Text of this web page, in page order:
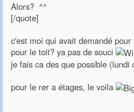
Alors? ^^
[/quote]
c'est moi qui avait demandé
pour le toit? ya pas de souci
je fais ca des que possible (lundi
pour le rer a étages, le voila